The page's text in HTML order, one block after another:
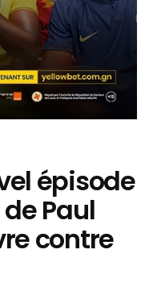
épisode
Paul
contre